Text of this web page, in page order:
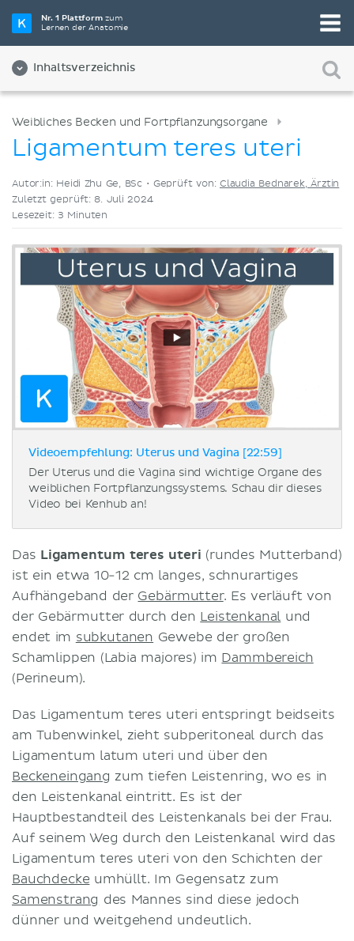
Nr. 1 Plattformzum
Lernen der Anatomie
Inhaltsverzeichnis
Wähle die beste Lernmethode für dich
Videos
Weibliches Becken und Fortpflanzungsorgane
Ligamentum teres uteri
Autor:in: Heidi Zhu Ge, BSc • Geprüft von: Claudia Bednarek, Ärztin
Zuletzt geprüft: 8. Juli 2024
Lesezeit: 3 Minuten
Videoempfehlung: Uterus und Vagina [22:59]
Der Uterus und die Vagina sind wichtige Organe des
weiblichen Fortpflanzungssystems. Schau dir dieses
Video bei Kenhub an!
Das Ligamentum teres uteri (rundes Mutterband)
ist ein etwa 10-12 cm langes, schnurartiges
Aufhängeband der Gebärmutter. Es verläuft von
der Gebärmutter durch den Leistenkanal und
endet im subkutanen Gewebe der großen
Schamlippen (Labia majores) im Dammbereich
(Perineum).
Das Ligamentum teres uteri entspringt beidseits
am Tubenwinkel, zieht subperitoneal durch das
Ligamentum latum uteri und über den
Beckeneingang zum tiefen Leistenring, wo es in
den Leistenkanal eintritt. Es ist der
Hauptbestandteil des Leistenkanals bei der Frau.
Auf seinem Weg durch den Leistenkanal wird das
Ligamentum teres uteri von den Schichten der
Bauchdecke umhüllt. Im Gegensatz zum
Samenstrang des Mannes sind diese jedoch
dünner und weitgehend undeutlich.